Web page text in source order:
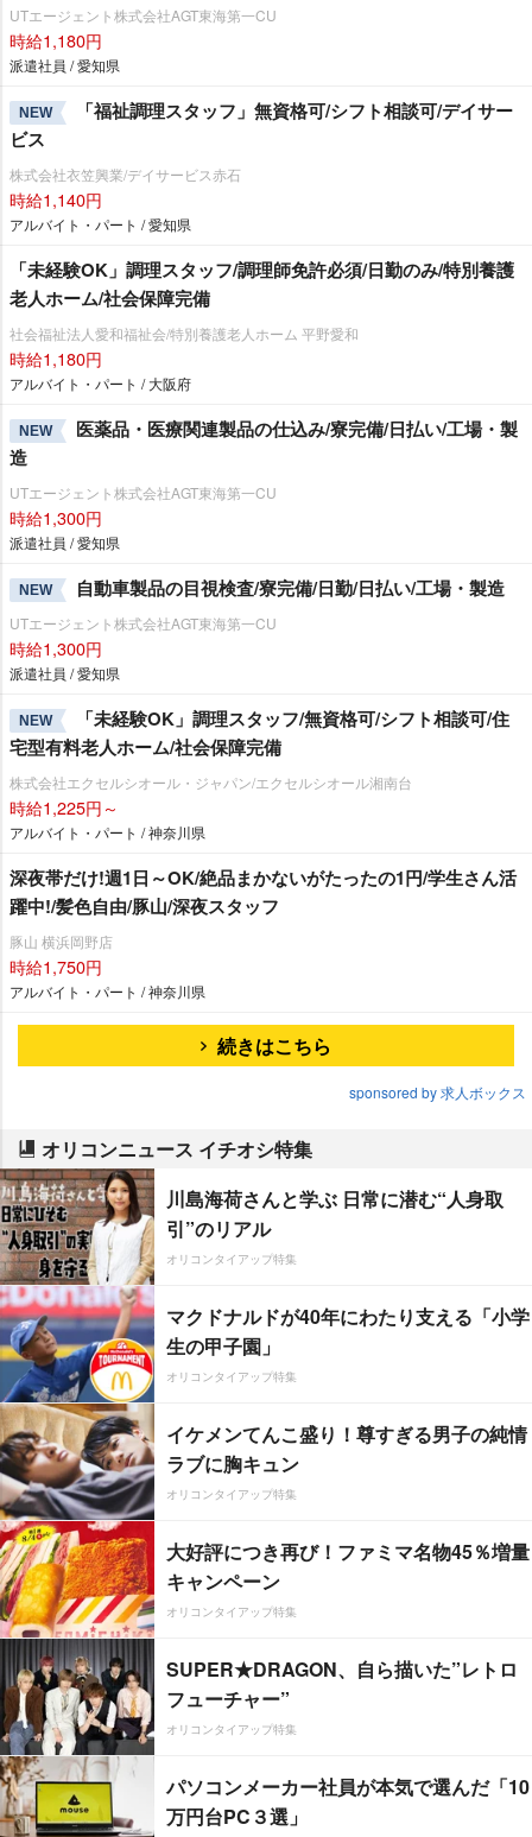
UTエージェント株式会社AGT東海第一CU
時給1,180円
派遣社員 / 愛知県
NEW
「福祉調理スタッフ」無資格可/シフト相談可/デイサー
ビス
株式会社衣笠興業/デイサービス赤石
時給1,140円
アルバイト・パート / 愛知県
「未経験OK」調理スタッフ/調理師免許必須/日勤のみ/特別養護
老人ホーム/社会保障完備
社会福祉法人愛和福祉会/特別養護老人ホーム 平野愛和
時給1,180円
アルバイト・パート / 大阪府
NEW
医薬品・医療関連製品の仕込み/寮完備/日払い/工場・製
造
UTエージェント株式会社AGT東海第一CU
時給1,300円
派遣社員 / 愛知県
NEW 自動車製品の目視検査/寮完備/日勤/日払い/工場・製造
UTエージェント株式会社AGT東海第一CU
時給1,300円
派遣社員 / 愛知県
NEW
「未経験OK」調理スタッフ/無資格可/シフト相談可/住
宅型有料老人ホーム/社会保障完備
株式会社エクセルシオール・ジャパン/エクセルシオール湘南台
時給1,225円～
アルバイト・パート / 神奈川県
深夜帯だけ!週1日～OK/絶品まかないがたったの1円/学生さん活
躍中!/髪色自由/豚山/深夜スタッフ
豚山 横浜岡野店
時給1,750円
アルバイト・パート / 神奈川県
続きはこちら
sponsored by 求人ボックス
オリコンニュース イチオシ特集
川島海荷さんと学ぶ 日常に潜む“人身取
引”のリアル
オリコンタイアップ特集
マクドナルドが40年にわたり支える「小学
生の甲子園」
オリコンタイアップ特集
イケメンてんこ盛り！尊すぎる男子の純情
ラブに胸キュン
オリコンタイアップ特集
大好評につき再び！ファミマ名物45％増量
キャンペーン
オリコンタイアップ特集
SUPER★DRAGON、自ら描いた”レトロ
フューチャー”
オリコンタイアップ特集
パソコンメーカー社員が本気で選んだ「10
万円台PC３選」